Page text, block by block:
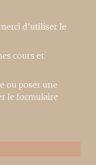
d’utiliser le
cours et
ou poser une
le formulaire